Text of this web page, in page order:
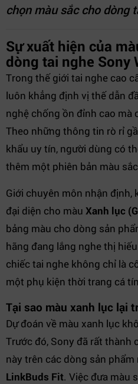
chọn màu sắc cho dòng
Sự xuất hiện của
dòng tai nghe Sony
Trong thế giới tai nghe cao
luôn khẳng định vị thế dẫn
nghệ chống ồn đỉnh cao mà
Theo những thông tin rò rỉ
khẩu uy tín, người dùng có
thêm một phiên bản màu
Giới chuyên môn nhận định,
đại diện cho màu Xanh lục
bảng màu cho dòng sản
hãng đang lắng nghe thị
chiếc tai nghe không chỉ là
một phụ kiện thời trang cá
Tại sao màu xanh lục lại
Dự đoán về màu xanh lục
Trước đó, Sony đã rất thành
này trên các dòng sản
LinkBuds Fit. Việc đưa màu